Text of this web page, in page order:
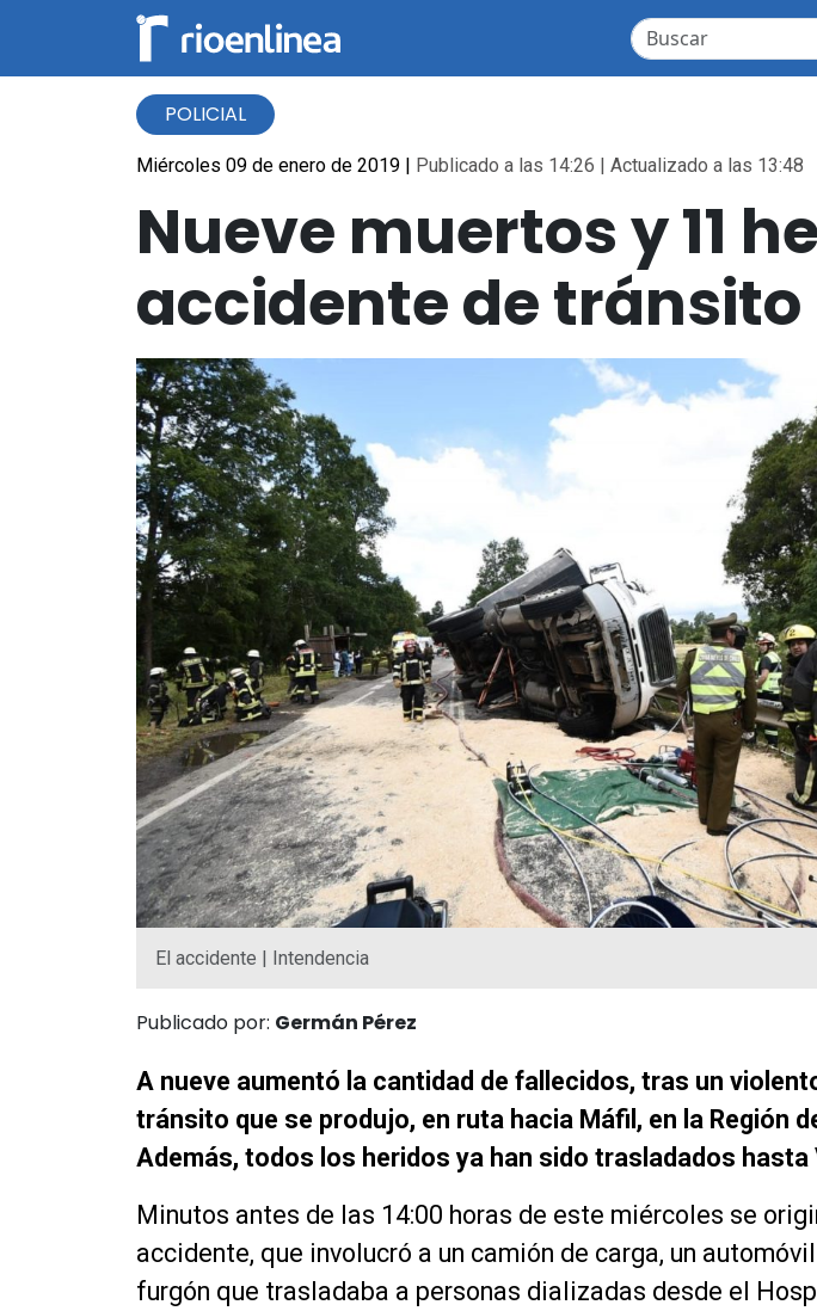
POLICIAL
Miércoles 09 de enero de 2019 | Publicado a las 14:26 | Actualizado a las 13:48
Nueve muertos y 11
accidente de tránsito
El accidente | Intendencia
Publicado por: Germán Pérez
A nueve aumentó la cantidad de fallecidos, tras un
tránsito que se produjo, en ruta hacia Máfil, en la Región
Además, todos los heridos ya han sido trasladados hasta
Minutos antes de las 14:00 horas de este miércoles se
accidente, que involucró a un camión de carga, un
furgón que trasladaba a personas dializadas desde el